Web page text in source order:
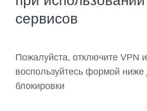
сервисов
Пожалуйста, отключите VPN
воспользуйтесь формой ниже
блокировки